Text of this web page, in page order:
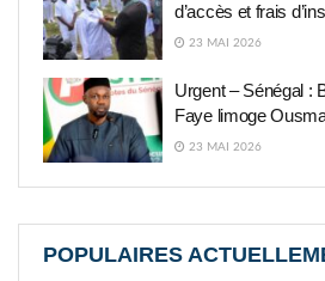
d’accès et frais
23 MAI 2026
Urgent – Sénégal :
Faye limoge
23 MAI 2026
POPULAIRES